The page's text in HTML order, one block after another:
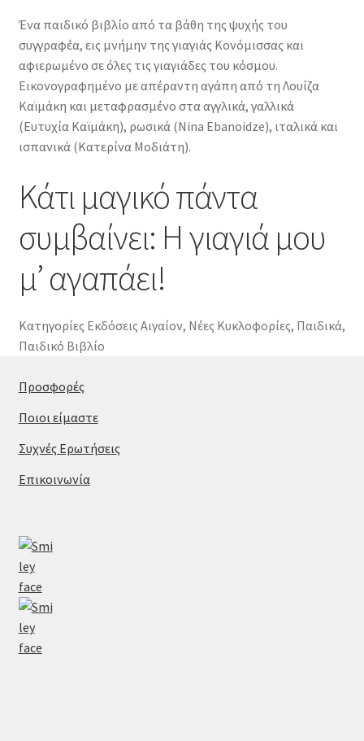
γιαγιά
μου
μ'
αγαπάει!
ποσότητα
Ένα παιδικό βιβλίο από τα βάθη της ψυχής του
συγγραφέα, εις μνήμην της γιαγιάς Κονόμισσας και
αφιερωμένο σε όλες τις γιαγιάδες του κόσμου.
Εικονογραφημένο με απέραντη αγάπη από τη Λουίζα
Καϊμάκη και μεταφρασμένο στα αγγλικά, γαλλικά
(Ευτυχία Καϊμάκη), ρωσικά (Nina Ebanoidze), ιταλικά και
ισπανικά (Κατερίνα Μοδιάτη).
Κάτι μαγικό πάντα
συμβαίνει: Η γιαγιά μου
μ’ αγαπάει!
Κατηγορίες Εκδόσεις Αιγαίον, Νέες Κυκλοφορίες, Παιδικά,
Παιδικό Βιβλίο
Προσφορές
Ποιοι είμαστε
Συχνές Ερωτήσεις
Επικοινωνία